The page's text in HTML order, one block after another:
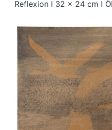
Reflexion I 32 x 24 cm I